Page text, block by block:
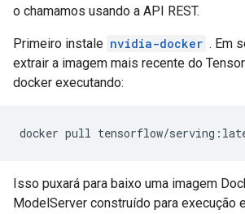
o chamamos usando a API REST.
Primeiro instale nvidia-docker . Em
extrair a imagem mais recente do
docker executando:
docker pull tensorflow/serving :
Isso puxará para baixo uma imagem
ModelServer construído para execução